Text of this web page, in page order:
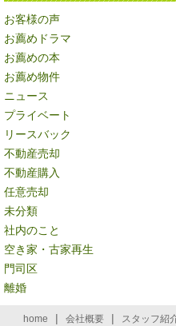
お客様の声
お薦めドラマ
お薦めの本
お薦め物件
ニュース
プライベート
リースバック
不動産売却
不動産購入
任意売却
未分類
社内のこと
空き家・古家再生
門司区
離婚
home | 会社概要 | スタッフ紹